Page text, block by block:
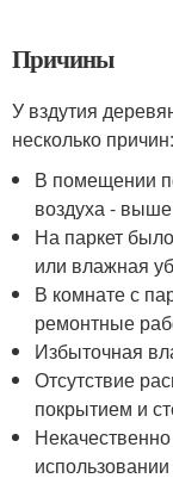
Причины
У вздутия
несколько причин:
В помещении
воздуха -
На паркет
или влажная
В комнате с
ремонтные
Избыточная
Отсутствие
покрытием и